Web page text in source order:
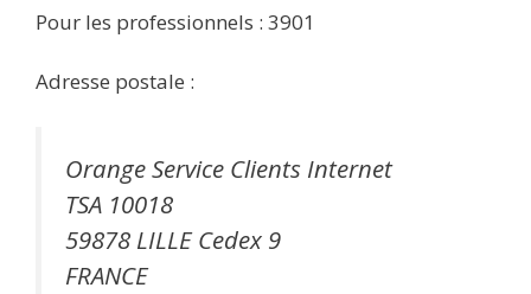
Pour les professionnels : 3901
Adresse postale :
Orange Service Clients Internet
TSA 10018
59878 LILLE Cedex 9
FRANCE